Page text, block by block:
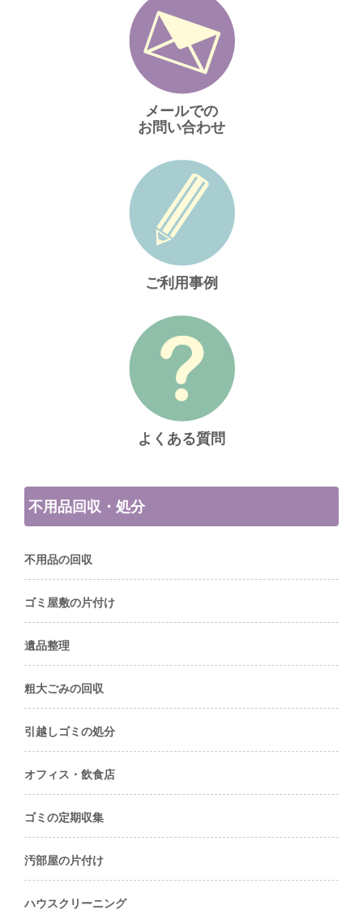
メールでの
お問い合わせ
ご利用事例
よくある質問
不用品回収・処分
不用品の回収
ゴミ屋敷の片付け
遺品整理
粗大ごみの回収
引越しゴミの処分
オフィス・飲食店
ゴミの定期収集
汚部屋の片付け
ハウスクリーニング